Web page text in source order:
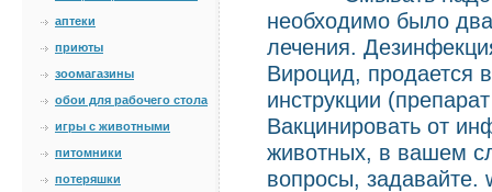
аптеки
приюты
зоомагазины
обои для рабочего стола
игры с животными
питомники
потеряшки
необходимо было
лечения.
Вироцид, продается
инструкции
Вакцинировать от
животных, в вашем
вопросы, задавайте.